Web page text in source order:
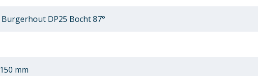
Burgerhout DP25 Bocht 87°
mm